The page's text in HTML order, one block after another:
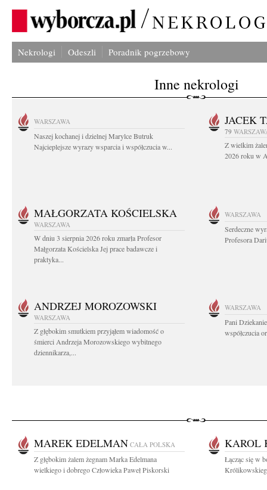
Nekrologi Odeszli Poradnik pogrzebowy
Inne nekrologi
WARSZAWA
Naszej kochanej i dzielnej Marylce Butruk
Najcieplejsze wyrazy wsparcia i współczucia w...
JACEK
79
Z wielkim
2026 roku w
MAŁGORZATA KOŚCIELSKA
WARSZAWA
W dniu 3 sierpnia 2026 roku zmarła Profesor
Małgorzata Kościelska Jej prace badawcze i
praktyka...
WARSZAWA
Serdeczne
Profesora
ANDRZEJ MOROZOWSKI
WARSZAWA
Z głębokim smutkiem przyjąłem wiadomość o
śmierci Andrzeja Morozowskiego wybitnego
dziennikarza,...
WARSZAWA
Pani
współczucia
MAREK EDELMAN CAŁA POLSKA
Z głębokim żalem żegnam Marka Edelmana
wielkiego i dobrego Człowieka Paweł Piskorski
KAROL
Łącząc się w